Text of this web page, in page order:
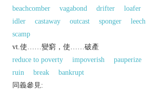
beachcomber
vagabond drifter
loafer
idler
castaway outcast sponger
leech
scamp
vt.使……變窮，使……破產
reduce to poverty
impoverish
pauperize
ruin
break
bankrupt
同義參見: